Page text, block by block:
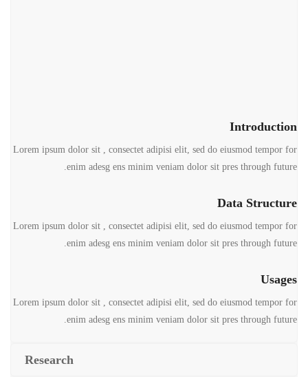
Introduction
Lorem ipsum dolor sit , consectet adipisi elit, sed do eiusmod tempor for
enim adesg ens minim veniam dolor sit pres through future.
Data Structure
Lorem ipsum dolor sit , consectet adipisi elit, sed do eiusmod tempor for
enim adesg ens minim veniam dolor sit pres through future.
Usages
Lorem ipsum dolor sit , consectet adipisi elit, sed do eiusmod tempor for
enim adesg ens minim veniam dolor sit pres through future.
Research